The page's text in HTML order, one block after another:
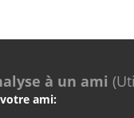
à un ami
ami: